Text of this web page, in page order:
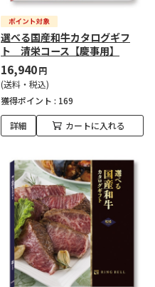
選べる国産和牛カタログギフ
ト 清栄コース【慶事用】
16,940円
(送料・税込)
獲得ポイント : 169
詳細 カートに入れる